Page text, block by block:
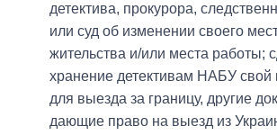
детектива, прокурора,
или суд об изменении своего
жительства и/или места работы;
хранение детективам НАБУ свой
для выезда за границу, другие
дающие право на выезд из